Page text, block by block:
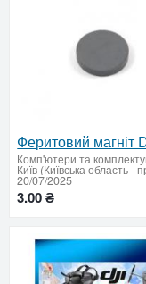
Феритовий магніт
Комп'ютери та
20/07/2025
3.00 ₴